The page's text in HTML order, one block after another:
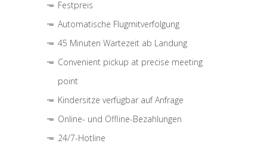
Festpreis
Automatische Flugmitverfolgung
45 Minuten Wartezeit ab Landung
Convenient pickup at precise meeting
point
Kindersitze verfügbar auf Anfrage
Online- und Offline-Bezahlungen
24/7-Hotline